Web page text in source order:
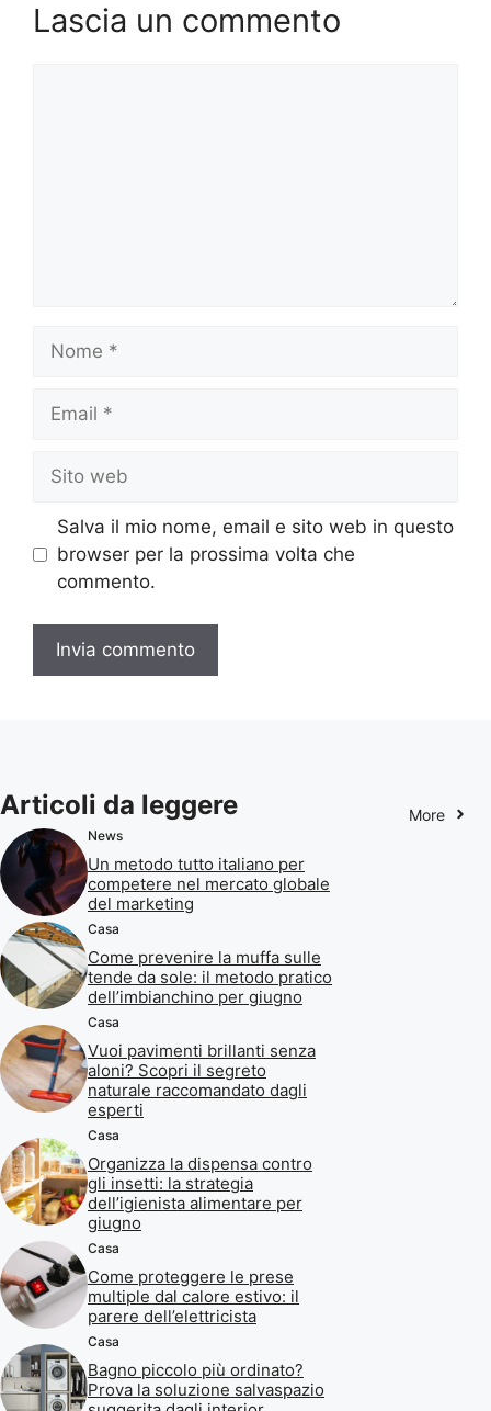
Lascia un commento
Nome
Email
Sito
web
Salva il mio nome, email e sito web in questo
browser per la prossima volta che
commento.
Articoli da leggere More
News
Un metodo tutto italiano per
competere nel mercato globale
del marketing
Casa
Come prevenire la muffa sulle
tende da sole: il metodo pratico
dell’imbianchino per giugno
Casa
Vuoi pavimenti brillanti senza
aloni? Scopri il segreto
naturale raccomandato dagli
esperti
Casa
Organizza la dispensa contro
gli insetti: la strategia
dell’igienista alimentare per
giugno
Casa
Come proteggere le prese
multiple dal calore estivo: il
parere dell’elettricista
Casa
Bagno piccolo più ordinato?
Prova la soluzione salvaspazio